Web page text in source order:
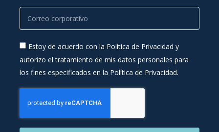
Estoy de acuerdo con la Política de Privacidad y
autorizo el tratamiento de mis datos personales para
los fines especificados en la Política de Privacidad.